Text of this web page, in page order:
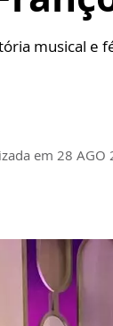
musical e
em 28 AGO